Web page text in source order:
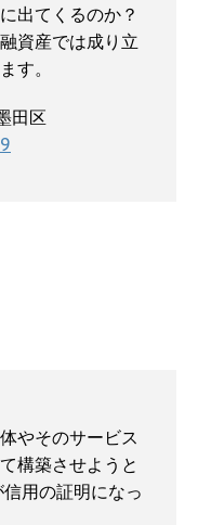
出てくるのか？
資産では成り立
す。
田区
やそのサービス
構築させようと
用の証明になっ